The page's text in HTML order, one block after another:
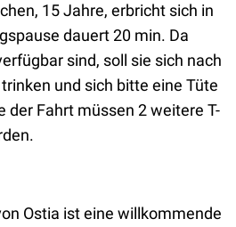
15 Jahre, erbricht sich in
dauert 20 min. Da
sind, soll sie sich nach
und sich bitte eine Tüte
der Fahrt müssen 2 weitere T-
Ostia ist eine willkommende